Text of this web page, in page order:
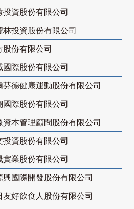
投資股份有限公司
林投資股份有限公司
股份有限公司
國際股份有限公司
芬德健康運動股份有限公司
國際股份有限公司
資本管理顧問股份有限公司
投資股份有限公司
實業股份有限公司
興國際開發股份有限公司
友好飲食人股份有限公司